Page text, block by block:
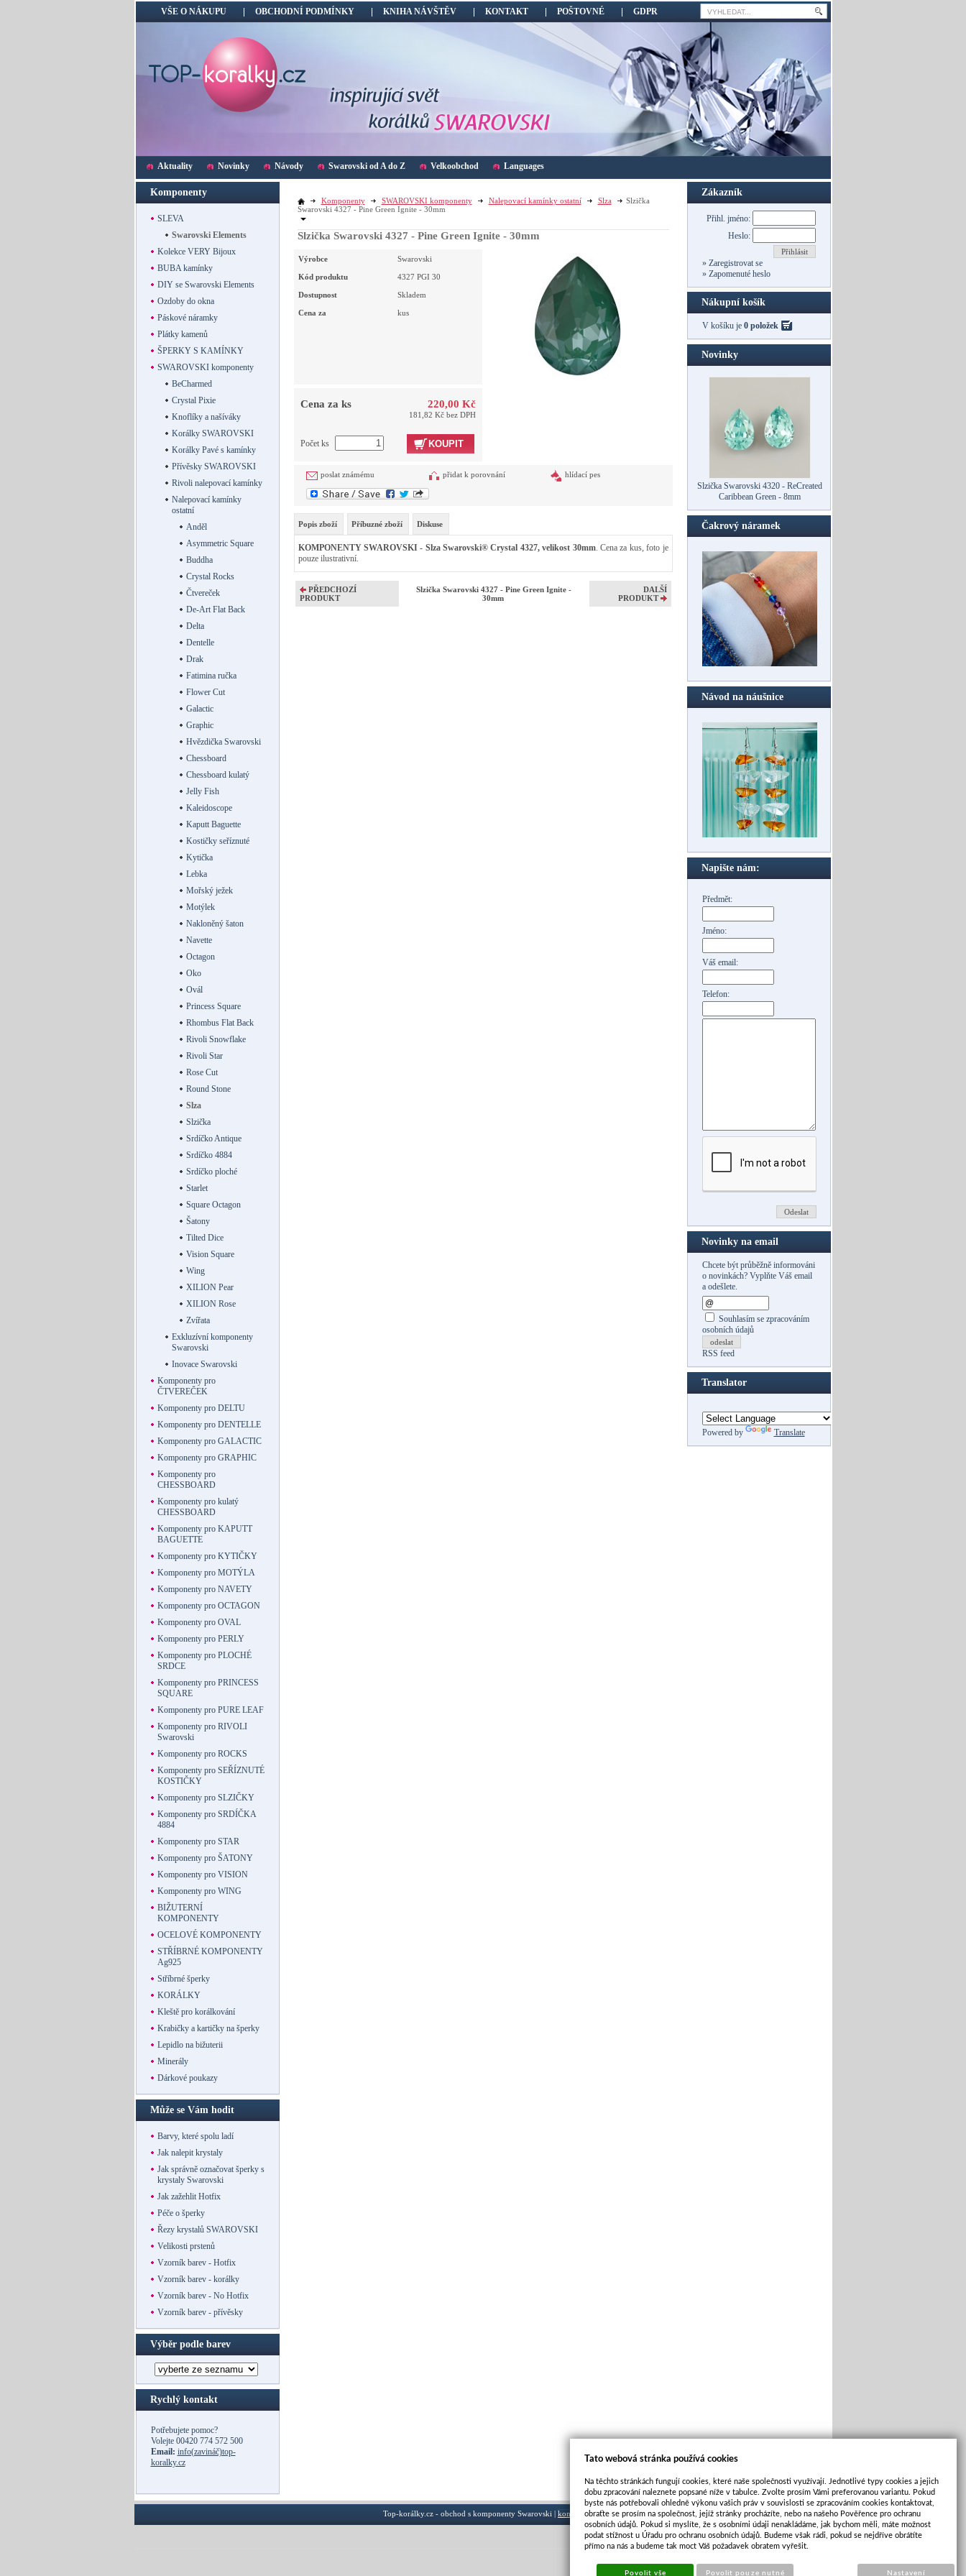
VŠE O NÁKUPU OBCHODNÍ PODMÍNKY KNIHA NÁVŠTĚV KONTAKT POŠTOVNÉ GDPR
Aktuality Novinky Návody Swarovski od A do Z Velkoobchod Languages
Komponenty
SLEVA
Swarovski Elements
Kolekce VERY Bijoux
BUBA kamínky
DIY se Swarovski Elements
Ozdoby do okna
Páskové náramky
Plátky kamenů
ŠPERKY S KAMÍNKY
SWAROVSKI komponenty
BeCharmed
Crystal Pixie
Knoflíky a našíváky
Korálky SWAROVSKI
Korálky Pavé s kamínky
Přívěsky SWAROVSKI
Rivoli nalepovací kamínky
Nalepovací kamínky
ostatní
Anděl
Asymmetric Square
Buddha
Crystal Rocks
Čtvereček
De-Art Flat Back
Delta
Dentelle
Drak
Fatimina ručka
Flower Cut
Galactic
Graphic
Hvězdička Swarovski
Chessboard
Chessboard kulatý
Jelly Fish
Kaleidoscope
Kaputt Baguette
Kostičky seříznuté
Kytička
Lebka
Mořský ježek
Motýlek
Nakloněný šaton
Navette
Octagon
Oko
Ovál
Princess Square
Rhombus Flat Back
Rivoli Snowflake
Rivoli Star
Rose Cut
Round Stone
Slza
Slzička
Srdíčko Antique
Srdíčko 4884
Srdíčko ploché
Starlet
Square Octagon
Šatony
Tilted Dice
Vision Square
Wing
XILION Pear
XILION Rose
Zvířata
Exkluzívní komponenty
Swarovski
Inovace Swarovski
Komponenty pro
ČTVEREČEK
Komponenty pro DELTU
Komponenty pro DENTELLE
Komponenty pro GALACTIC
Komponenty pro GRAPHIC
Komponenty pro
CHESSBOARD
Komponenty pro kulatý
CHESSBOARD
Komponenty pro KAPUTT
BAGUETTE
Komponenty pro KYTIČKY
Komponenty pro MOTÝLA
Komponenty pro NAVETY
Komponenty pro OCTAGON
Komponenty pro OVAL
Komponenty pro PERLY
Komponenty pro PLOCHÉ
SRDCE
Komponenty pro PRINCESS
SQUARE
Komponenty pro PURE LEAF
Komponenty pro RIVOLI
Swarovski
Komponenty pro ROCKS
Komponenty pro SEŘÍZNUTÉ
KOSTIČKY
Komponenty pro SLZIČKY
Komponenty pro SRDÍČKA
4884
Komponenty pro STAR
Komponenty pro ŠATONY
Komponenty pro VISION
Komponenty pro WING
BIŽUTERNÍ
KOMPONENTY
OCELOVÉ KOMPONENTY
STŘÍBRNÉ KOMPONENTY
Ag925
Stříbrné šperky
KORÁLKY
Kleště pro korálkování
Krabičky a kartičky na šperky
Lepidlo na bižuterii
Minerály
Dárkové poukazy
Může se Vám hodit
Barvy, které spolu ladí
Jak nalepit krystaly
Jak správně označovat šperky s
krystaly Swarovski
Jak zažehlit Hotfix
Péče o šperky
Řezy krystalů SWAROVSKI
Velikosti prstenů
Vzorník barev - Hotfix
Vzorník barev - korálky
Vzorník barev - No Hotfix
Vzorník barev - přívěsky
Výběr podle barev
Rychlý kontakt
Potřebujete pomoc?
Volejte 00420 774 572 500
Email: info(zavináč)top-
koralky.cz
Komponenty SWAROVSKI komponenty Nalepovací kamínky ostatní Slza
Slzička
Swarovski 4327 - Pine Green Ignite - 30mm
Slzička Swarovski 4327 - Pine Green Ignite - 30mm
Výrobce Swarovski
Kód produktu 4327 PGI 30
Dostupnost Skladem
Cena za kus
Cena za ks 220,00 Kč
181,82 Kč bez DPH
Počet ks KOUPIT
poslat známému přidat k porovnání hlídací pes
Popis zboží Příbuzné zboží Diskuse
KOMPONENTY SWAROVSKI - Slza Swarovski® Crystal 4327, velikost 30mm. Cena za kus, foto je
pouze ilustrativní.
PŘEDCHOZÍ
PRODUKT
Slzička Swarovski 4327 - Pine Green Ignite -
30mm
DALŠÍ
PRODUKT
Zákazník
Přihl. jméno:
Heslo:
Přihlásit
»Zaregistrovat se
»Zapomenuté heslo
Nákupní košík
V košíku je 0 položek
Novinky
Slzička Swarovski 4320 - ReCreated
Caribbean Green - 8mm
Slzička Swarovski 4320 - ReCreated
Caribbean Green - 10mm
Čakrový náramek
Návod na náušnice
Napište nám:
Předmět:
Jméno:
Váš email:
Telefon:
Novinky na email
Chcete být průběžně informováni
o novinkách? Vyplňte Váš email
a odešlete.
Souhlasím se zpracováním
osobních údajů
odeslat
RSS feed
Translator
Powered by Translate
Top-korálky.cz - obchod s komponenty Swarovski | kontakt
Tato webová stránka používá cookies
Na těchto stránkách fungují cookies, které naše společnosti využívají. Jednotlivé typy cookies a jejich
dobu zpracování naleznete popsané níže v tabulce. Zvolte prosím Vámi preferovanou variantu. Pokud
byste nás potřebovali ohledně výkonu vašich práv v souvislosti se zpracováním cookies kontaktovat,
obraťte se prosím na společnost, jejíž stránky procházíte, nebo na našeho Pověřence pro ochranu
osobních údajů. Pokud si myslíte, že s osobními údaji nenakládáme, jak bychom měli, máte možnost
podat stížnost u Úřadu pro ochranu osobních údajů. Budeme však rádi, pokud se nejdříve obrátíte
přímo na nás a budeme tak moct Váš požadavek obratem vyřešit.
Povolit vše Povolit pouze nutné Nastavení